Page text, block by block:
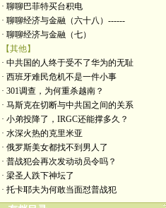
· 聊聊巴菲特买台积电
· 聊聊经济与金融（六十八）------
· 聊聊经济与金融（七）
【其他】
· 中共国的人终于受不了华为的无耻
· 西班牙难民危机不是一件小事
· 301调查，为何重杀越南？
· 马斯克在切断与中共国之间的关系
· 小弟投降了，IRGC还能撑多久？
· 水深火热的克里米亚
· 俄罗斯美女都找不到男人了
· 普战犯会再次发动动员令吗？
· 梁圣人跌下神坛了
· 托卡耶夫为何敢当面怼普战犯